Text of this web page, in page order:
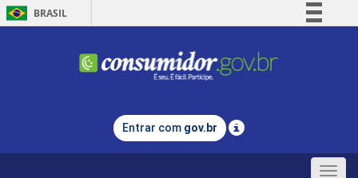
BRASIL
Comunica BR
Legislação
Entrar com gov.br
Toggle